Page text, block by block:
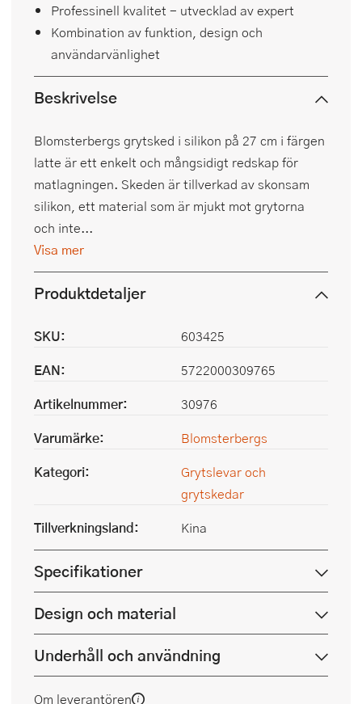
Professinell kvalitet - utvecklad av expert
Kombination av funktion, design och
användarvänlighet
Beskrivelse
Blomsterbergs grytsked i silikon på 27 cm i färgen
latte är ett enkelt och mångsidigt redskap för
matlagningen. Skeden är tillverkad av skonsam
silikon, ett material som är mjukt mot grytorna
och inte...
Visa mer
Produktdetaljer
SKU:
603425
EAN:
5722000309765
Artikelnummer:
30976
Varumärke:
Blomsterbergs
Kategori:
Grytslevar och
grytskedar
Tillverkningsland:
Kina
Specifikationer
Design och material
Underhåll och användning
Om leverantören